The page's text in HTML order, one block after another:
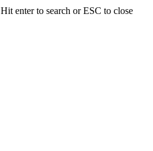
Hit enter to search or ESC to close